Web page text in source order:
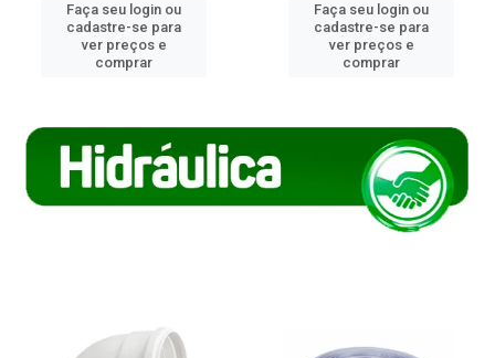
Faça seu login ou
cadastre-se para
ver preços e
comprar
Faça seu login ou
cadastre-se para
ver preços e
comprar